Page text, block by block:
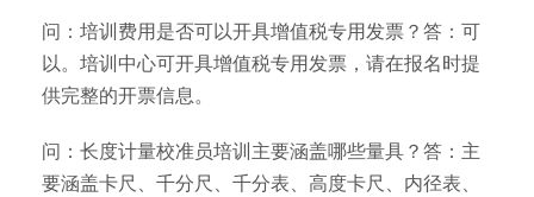
问：培训费用是否可以开具增值税专用发票？答：可
以。培训中心可开具增值税专用发票，请在报名时提
供完整的开票信息。
问：长度计量校准员培训主要涵盖哪些量具？答：主
要涵盖卡尺、千分尺、千分表、高度卡尺、内径表、